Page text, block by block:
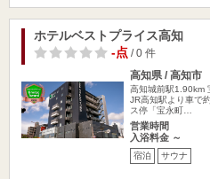
ホテルベストプライス高知
-点/ 0 件
高知県 / 高知市
高知城前駅1.90km
JR高知駅より車で
ス停「宝永町…
営業時間
入浴料金 ～
宿泊 サウナ